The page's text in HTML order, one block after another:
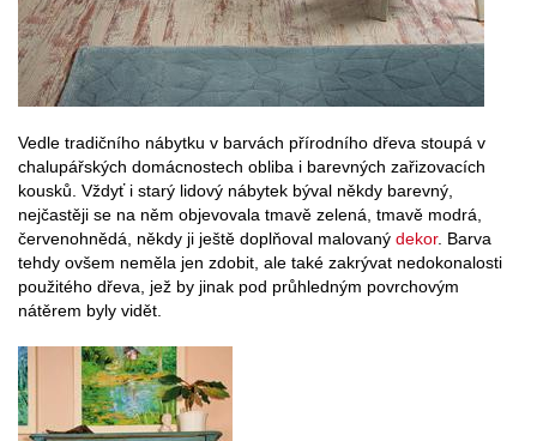
Vedle tradičního nábytku v barvách přírodního dřeva stoupá v
chalupářských domácnostech obliba i barevných zařizovacích
kousků. Vždyť i starý lidový nábytek býval někdy barevný,
nejčastěji se na něm objevovala tmavě zelená, tmavě modrá,
červenohnědá, někdy ji ještě doplňoval malovaný dekor. Barva
tehdy ovšem neměla jen zdobit, ale také zakrývat nedokonalosti
použitého dřeva, jež by jinak pod průhledným povrchovým
nátěrem byly vidět.